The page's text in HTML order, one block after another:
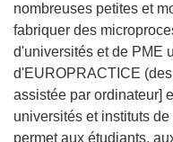
nombreuses petites et
fabriquer des
d'universités et de PME
d'EUROPRACTICE
assistée par ordinateur]
universités et instituts
permet aux étudiants,